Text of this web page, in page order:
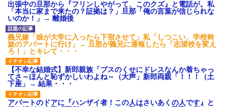
後続車にクラクションを鳴ら
され彼氏が逆切れ。「何クラク
ション鳴らしてんだ！降りてこ
いよ！」と怒鳴りだし...
【衝撃】報酬100万円超の治験
募集がこちらｗｗｗｗｗ(※画像
あり)
【ネット騒然】惨殺されたタ
ワマン頂き女子のこの動画、す
げえええええｗｗｗｗｗｗｗｗ
ｗｗｗ
【愕然】白のクラウン俺氏、
高速道路左車線を制限速度で走
出張中の旦那から『フリンしやがって、このクズ』と電話が。私
「本当に家まで来たの？証拠は？」旦那「俺の言葉が信じられな
いのか！」→ 離婚後
義兄嫁「娘が大学に入ったら下宿させて」私「しつこい、学校斡
旋のアパートに行け」→ 旦那が義兄に通報したら「志望校を変え
ろ！」とキレて・・・
【不幸な結婚式】新郎親族「ブスのくせにドレスなんか着ちゃっ
てさ～ほんと恥ずかしいわよね～（大声」新郎両親「！！！（土
下座」→ 結果・・・
アパートのドアに『ハンザイ者！この人はさいあくの人です』と